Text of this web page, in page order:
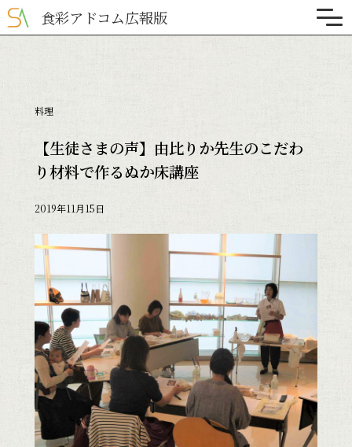
食彩アドコム広報版
料理
【生徒さまの声】由比りか先生のこだわ
り材料で作るぬか床講座
2019年11月15日